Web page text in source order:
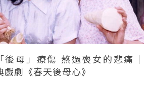
後母」療傷 熬過喪女的悲痛｜
劇《春天後母心》